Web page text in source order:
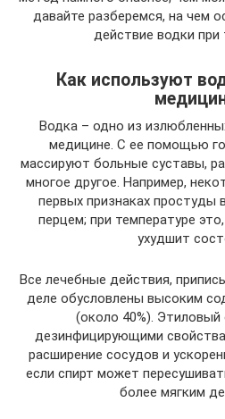
давайте разберемся, на чем
действие водки при
Как используют
Водка – одно из
медицине. С ее помощью
массируют больные суставы,
многое другое. Например,
первых признаках простуды
перцем; при температуре
ухудшит
Все лечебные действия,
деле обусловлены высоким
(около 40%). Этиловый
дезинфицирующими
расширение сосудов и
если спирт может
более мягким